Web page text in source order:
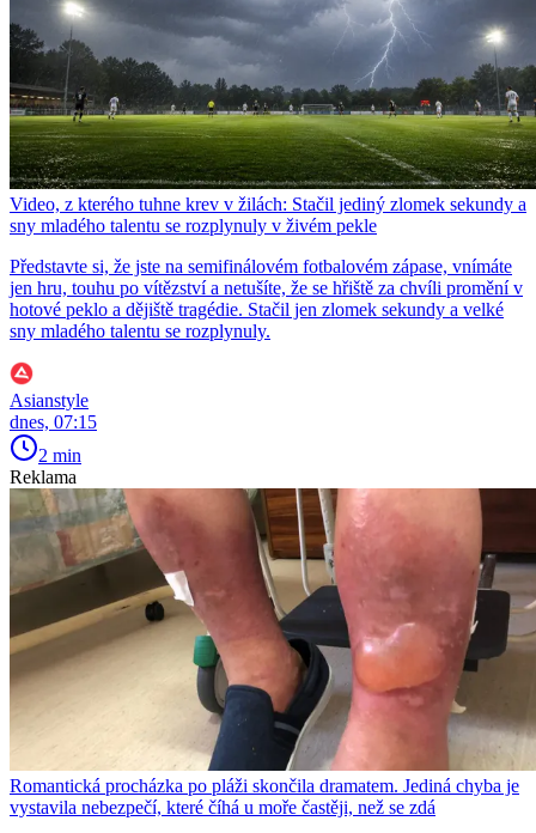
Video, z kterého tuhne krev v žilách: Stačil jediný zlomek sekundy a
sny mladého talentu se rozplynuly v živém pekle
Představte si, že jste na semifinálovém fotbalovém zápase, vnímáte
jen hru, touhu po vítězství a netušíte, že se hřiště za chvíli promění v
hotové peklo a dějiště tragédie. Stačil jen zlomek sekundy a velké
sny mladého talentu se rozplynuly.
Asianstyle
dnes, 07:15
2 min
Reklama
Romantická procházka po pláži skončila dramatem. Jediná chyba je
vystavila nebezpečí, které číhá u moře častěji, než se zdá